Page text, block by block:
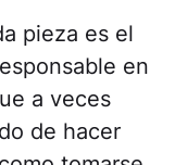
pieza es el
en
a veces
de hacer